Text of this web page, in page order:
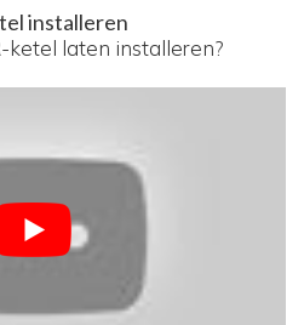
installeren
ketel laten installeren?